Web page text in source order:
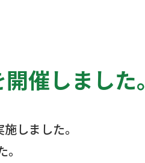
催しました。
しました。